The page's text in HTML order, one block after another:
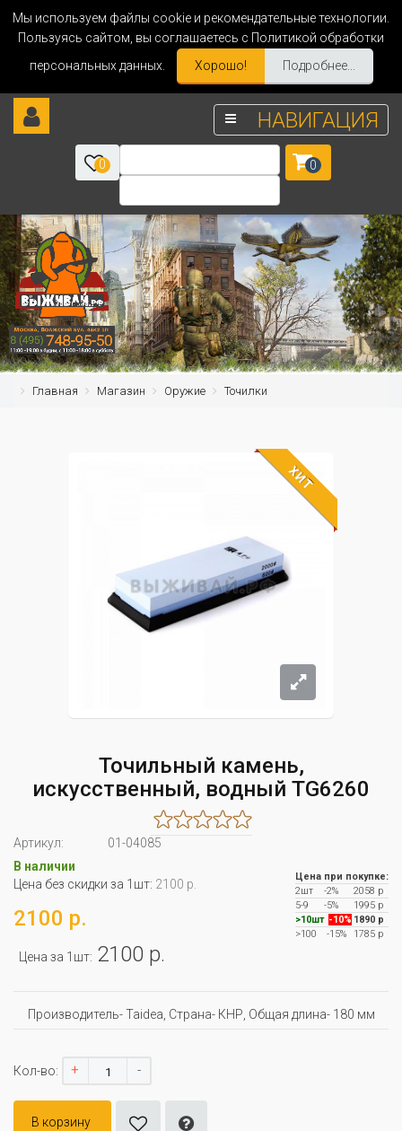
Мы используем файлы cookie и рекомендательные технологии.
Пользуясь сайтом, вы соглашаетесь с Политикой обработки
персональных данных.
Хорошо! Подробнее...
НАВИГАЦИЯ
0 0
Главная Магазин Оружие Точилки
ХИТ
Точильный камень,
искусственный, водный TG6260
Артикул:
01-04085
В наличии
Цена без скидки за 1шт: 2100 р.
2100 р.
Цена за 1шт: 2100 р.
Цена при покупке:
2шт
-2%
2058 р
5-9
-5%
1995 р
>10шт -10% 1890 р
>100
-15% 1785 р
Производитель- Taidea, Страна- КНР, Oбщая длина- 180 мм
Кол-во: + -
В корзину